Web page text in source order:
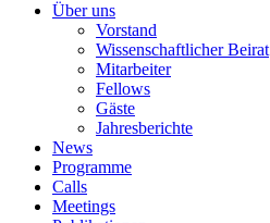
Über uns
Vorstand
Wissenschaftlicher Beirat
Mitarbeiter
Fellows
Gäste
Jahresberichte
News
Programme
Calls
Meetings